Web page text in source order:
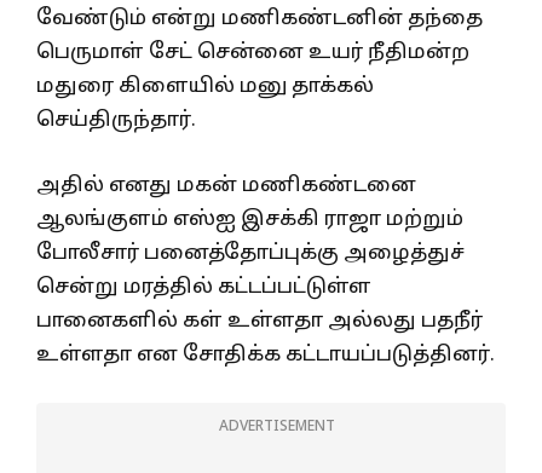
வேண்டும் என்று மணிகண்டனின் தந்தை
பெருமாள் சேட் சென்னை உயர் நீதிமன்ற
மதுரை கிளையில் மனு தாக்கல்
செய்திருந்தார்.
அதில் எனது மகன் மணிகண்டனை
ஆலங்குளம் எஸ்ஐ இசக்கி ராஜா மற்றும்
போலீசார் பனைத்தோப்புக்கு அழைத்துச்
சென்று மரத்தில் கட்டப்பட்டுள்ள
பானைகளில் கள் உள்ளதா அல்லது பதநீர்
உள்ளதா என சோதிக்க கட்டாயப்படுத்தினர்.
ADVERTISEMENT